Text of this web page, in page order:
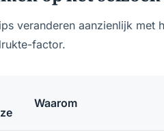
veranderen aanzienlijk met
factor.
Waarom